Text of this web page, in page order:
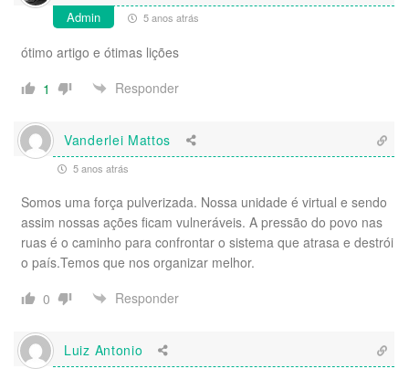
Admin 5 anos atrás
ótimo artigo e ótimas lições
1
Responder
Vanderlei Mattos
5 anos atrás
Somos uma força pulverizada. Nossa unidade é virtual e sendo
assim nossas ações ficam vulneráveis. A pressão do povo nas
ruas é o caminho para confrontar o sistema que atrasa e destrói
o país.Temos que nos organizar melhor.
0
Responder
Luiz Antonio